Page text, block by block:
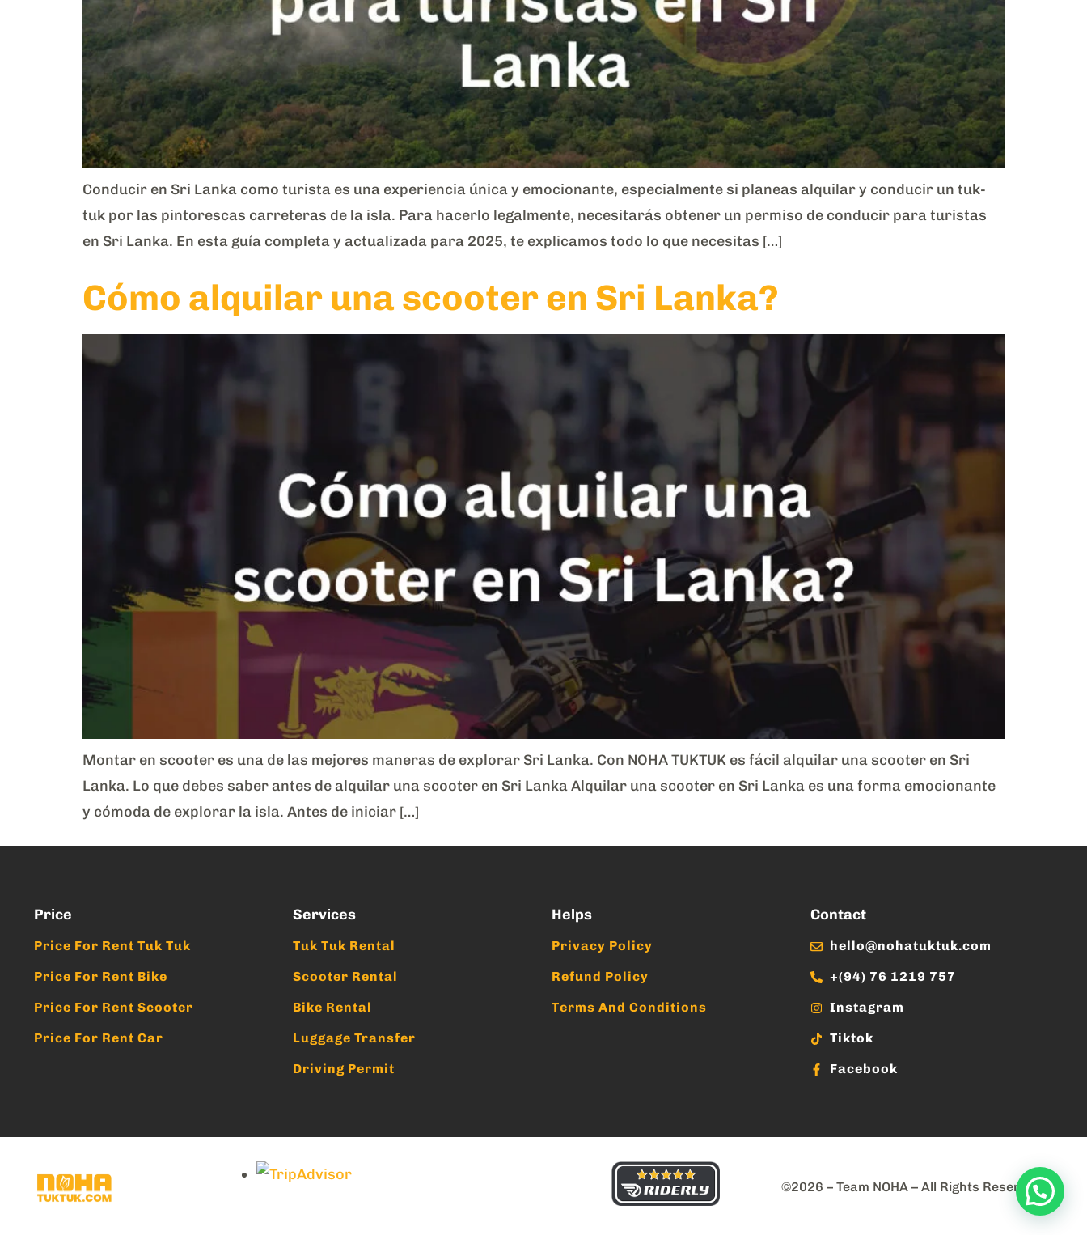
Conducir en Sri Lanka como turista es una experiencia única y emocionante, especialmente si planeas alquilar y conducir un tuk-
tuk por las pintorescas carreteras de la isla. Para hacerlo legalmente, necesitarás obtener un permiso de conducir para turistas
en Sri Lanka. En esta guía completa y actualizada para 2025, te explicamos todo lo que necesitas […]
Cómo alquilar una scooter en Sri Lanka?
Montar en scooter es una de las mejores maneras de explorar Sri Lanka. Con NOHA TUKTUK es fácil alquilar una scooter en Sri
Lanka. Lo que debes saber antes de alquilar una scooter en Sri Lanka Alquilar una scooter en Sri Lanka es una forma emocionante
y cómoda de explorar la isla. Antes de iniciar […]
Price
Price For Rent Tuk Tuk
Price For Rent Bike
Price For Rent Scooter
Price For Rent Car
Services
Tuk Tuk Rental
Scooter Rental
Bike Rental
Luggage Transfer
Driving Permit
Helps
Privacy Policy
Refund Policy
Terms And Conditions
Contact
hello@nohatuktuk.com
+(94) 76 1219 757
Instagram
Tiktok
Facebook
©2026 – Team NOHA – All Rights Reserved.